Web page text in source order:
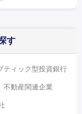
す
ティック型投資銀行
不動産関連企業